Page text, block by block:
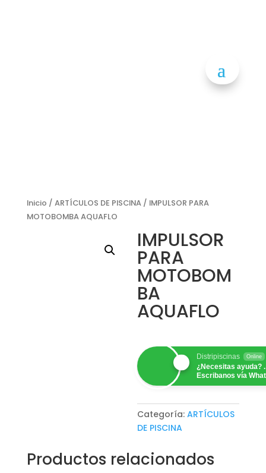
Inicio / ARTÍCULOS DE PISCINA/ IMPULSOR PARA
MOTOBOMBA AQUAFLO
IMPULSOR
PARA
MOTOBOM
BA
AQUAFLO
Distripiscinas Online
¿Necesitas ayuda? .
Escribanos vía
Categoría:ARTÍCULOS
DE PISCINA
Productos relacionados